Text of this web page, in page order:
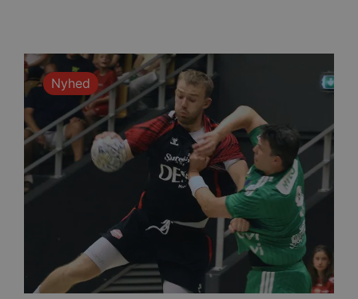
Nyhed